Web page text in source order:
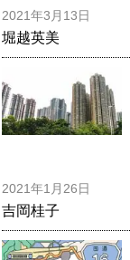
2021年3月13日
堀越英美
2021年1月26日
吉岡桂子